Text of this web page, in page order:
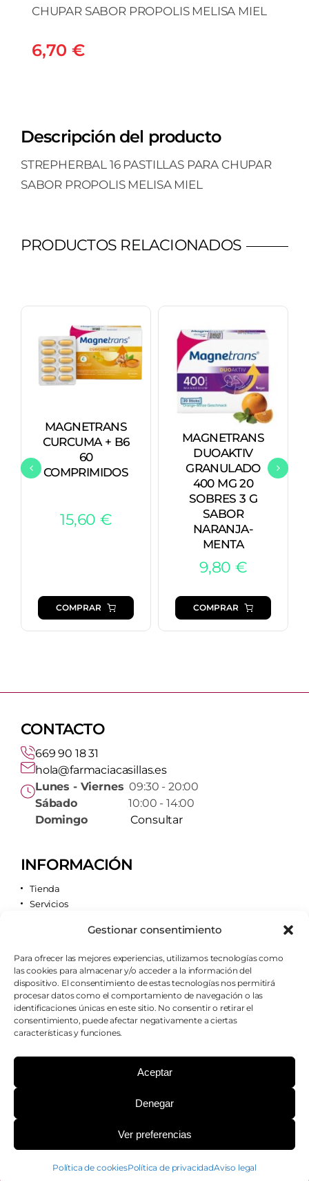
Gestionar consentimiento
Para ofrecer las mejores experiencias, utilizamos tecnologías como
las cookies para almacenar y/o acceder a la información del
dispositivo. El consentimiento de estas tecnologías nos permitirá
procesar datos como el comportamiento de navegación o las
identificaciones únicas en este sitio. No consentir o retirar el
consentimiento, puede afectar negativamente a ciertas
características y funciones.
Aceptar
Denegar
Ver preferencias
Política de cookiesPolítica de privacidadAviso legal
CHUPAR SABOR PROPOLIS MELISA MIEL
6,70 €
Descripción del producto
STREPHERBAL 16 PASTILLAS PARA CHUPAR
SABOR PROPOLIS MELISA MIEL
PRODUCTOS RELACIONADOS
MAGNETRANS
CURCUMA + B6
60
COMPRIMIDOS
15,60 €
COMPRAR
MAGNETRANS
DUOAKTIV
GRANULADO
400 MG 20
SOBRES 3 G
SABOR
NARANJA-
MENTA
9,80€
COMPRAR
CONTACTO
669 90 18 31
hola@farmaciacasillas.es
Lunes - Viernes 09:30 - 20:00
Sábado10:00 - 14:00
Domingo
Consultar
INFORMACIÓN
Tienda
Servicios
Quiénes somos
AVISOS LEGALES
Aviso legal
Política de cookies
Política de privacidad
Copyright 2026 - Farmacia Casillas - Todos los